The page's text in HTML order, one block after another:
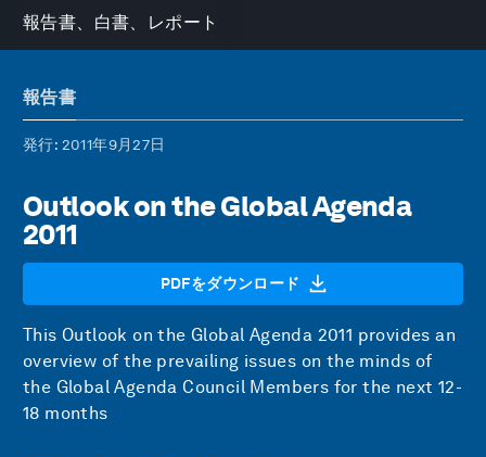
報告書、白書、レポート
報告書
発行: 2011年9月27日
Outlook on the Global Agenda
2011
PDFをダウンロード
This Outlook on the Global Agenda 2011 provides an
overview of the prevailing issues on the minds of
the Global Agenda Council Members for the next 12-
18 months